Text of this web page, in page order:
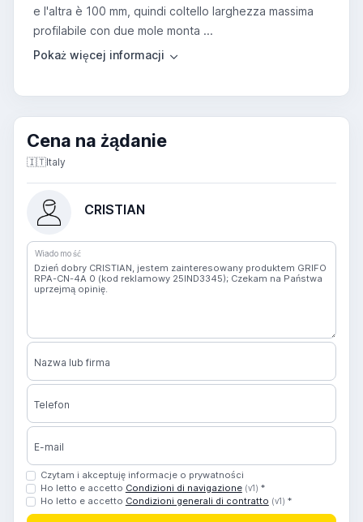
e l'altra è 100 mm, quindi coltello larghezza massima
profilabile con due mole monta ...
Cena na żądanie
🇮🇹Italy
CRISTIAN
Wiadomość
Nazwa lub firma
Telefon
E-mail
Czytam i akceptuję informacje o prywatności
Ho letto e accetto Condizioni di navigazione (v1) *
Ho letto e accetto Condizioni generali di contratto (v1) *